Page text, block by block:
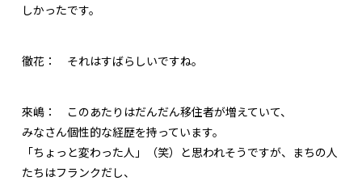
しかったです。
徹花： それはすばらしいですね。
來嶋： このあたりはだんだん移住者が増えていて、
みなさん個性的な経歴を持っています。
「ちょっと変わった人」（笑）と思われそうですが、まちの人
たちはフランクだし、